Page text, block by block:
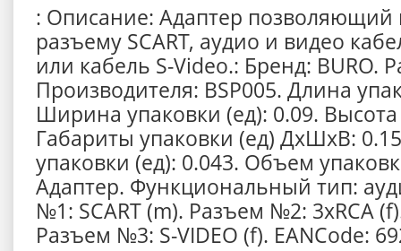
: Описание: Адаптер позволяющий
разъему SCART, аудио и видео
или кабель S-Video.: Бренд: BURO.
Производителя: BSP005. Длина
Ширина упаковки (ед): 0.09. Высота
Габариты упаковки (ед) ДхШхВ:
упаковки (ед): 0.043. Объем
Адаптер. Функциональный тип:
№1: SCART (m). Разъем №2: 3хRCA
Разъем №3: S-VIDEO (f). EANCode: